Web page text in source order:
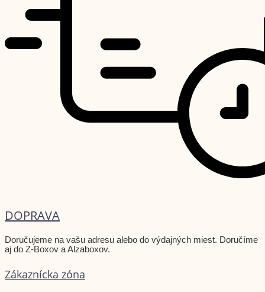
DOPRAVA
Doručujeme na vašu adresu alebo do výdajných miest. Doručíme
aj do Z-Boxov a Alzaboxov.
Zákaznícka zóna